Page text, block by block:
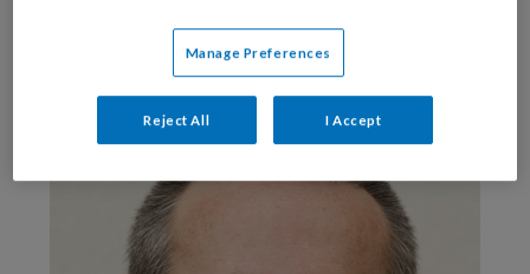
besloten hen iets te bieden in de vorm van
extra begeleiding en aparte klasjes.’
Manage Preferences
Reject All I Accept